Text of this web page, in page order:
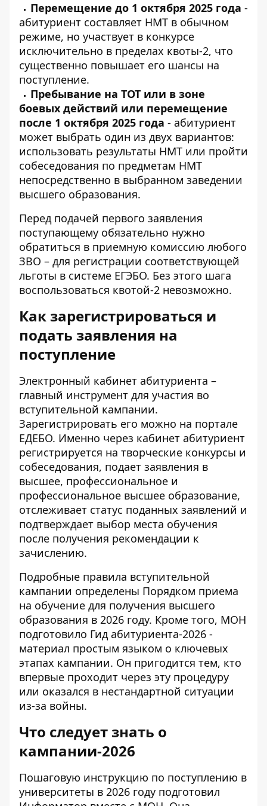
Перемещение до 1 октября 2025 года -
абитуриент составляет НМТ в обычном
режиме, но участвует в конкурсе
исключительно в пределах квоты-2, что
существенно повышает его шансы на
поступление.
Пребывание на ТОТ или в зоне
боевых действий или перемещение
после 1 октября 2025 года - абитуриент
может выбрать один из двух вариантов:
использовать результаты НМТ или пройти
собеседования по предметам НМТ
непосредственно в выбранном заведении
высшего образования.
Перед подачей первого заявления
поступающему обязательно нужно
обратиться в приемную комиссию любого
ЗВО – для регистрации соответствующей
льготы в системе ЕГЭБО. Без этого шага
воспользоваться квотой-2 невозможно.
Как зарегистрироваться и
подать заявления на
поступление
Электронный кабинет абитуриента –
главный инструмент для участия во
вступительной кампании.
Зарегистрировать его можно на портале
ЕДЕБО. Именно через кабинет абитуриент
регистрируется на творческие конкурсы и
собеседования, подает заявления в
высшее, профессиональное и
профессиональное высшее образование,
отслеживает статус поданных заявлений и
подтверждает выбор места обучения
после получения рекомендации к
зачислению.
Подробные правила вступительной
кампании определены Порядком приема
на обучение для получения высшего
образования в 2026 году. Кроме того, МОН
подготовило Гид абитуриента-2026 -
материал простым языком о ключевых
этапах кампании. Он пригодится тем, кто
впервые проходит через эту процедуру
или оказался в нестандартной ситуации
из-за войны.
Что следует знать о
кампании-2026
Пошаговую инструкцию по поступлению в
университеты в 2026 году подготовил